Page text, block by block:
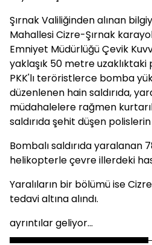
Şırnak Valiliğinden alınan
Mahallesi Cizre-Şırnak
Emniyet Müdürlüğü Çevik
yaklaşık 50 metre
PKK'lı teröristlerce bomba
düzenlenen hain saldırıda,
müdahalelere rağmen
saldırıda şehit düşen polislerin
Bombalı saldırıda yaralanan
helikopterle çevre illerdeki
Yaralıların bir bölümü ise
tedavi altına alındı.
ayrıntılar geliyor...